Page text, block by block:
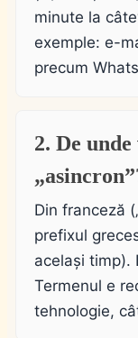
minute la
exemple: e-
precum
2. De
Din franceză
prefixul
același timp).
Termenul e
tehnologie,